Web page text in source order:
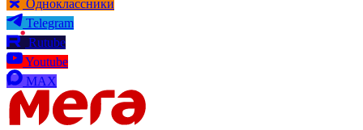
Одноклассники
Telegram
Rutube
Youtube
MAX